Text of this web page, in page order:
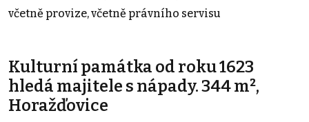
včetně provize, včetně právního servisu
Kulturní památka od roku 1623
hledá majitele s nápady. 344 m²,
Horažďovice